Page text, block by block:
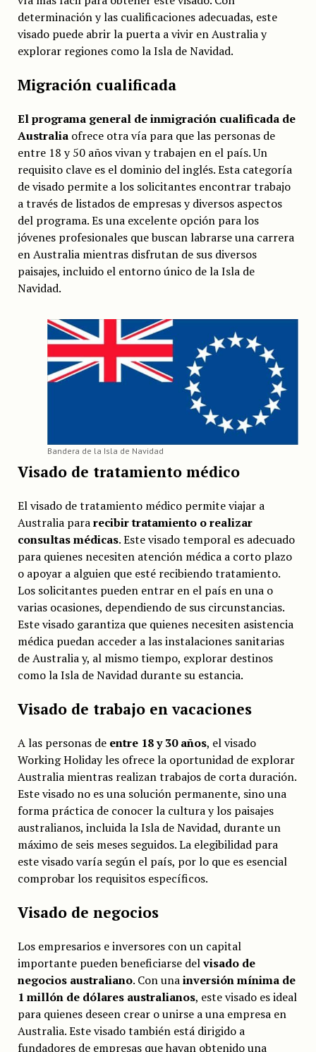
determinación y las cualificaciones adecuadas, este
visado puede abrir la puerta a vivir en Australia y
explorar regiones como la Isla de Navidad.
Migración cualificada
El programa general de inmigración cualificada de
Australiaofrece otra vía para que las personas de
entre 18 y 50 años vivan y trabajen en el país. Un
requisito clave es el dominio del inglés. Esta categoría
de visado permite a los solicitantes encontrar trabajo
a través de listados de empresas y diversos aspectos
del programa. Es una excelente opción para los
jóvenes profesionales que buscan labrarse una carrera
en Australia mientras disfrutan de sus diversos
paisajes, incluido el entorno único de la Isla de
Navidad.
Bandera de la Isla de Navidad
Visado de tratamiento médico
El visado de tratamiento médico permite viajar a
Australia pararecibir tratamiento o realizar
consultas médicas. Este visado temporal es adecuado
para quienes necesiten atención médica a corto plazo
o apoyar a alguien que esté recibiendo tratamiento.
Los solicitantes pueden entrar en el país en una o
varias ocasiones, dependiendo de sus circunstancias.
Este visado garantiza que quienes necesiten asistencia
médica puedan acceder a las instalaciones sanitarias
de Australia y, al mismo tiempo, explorar destinos
como la Isla de Navidad durante su estancia.
Visado de trabajo en vacaciones
A las personas de entre 18 y 30 años, el visado
Working Holiday les ofrece la oportunidad de explorar
Australia mientras realizan trabajos de corta duración.
Este visado no es una solución permanente, sino una
forma práctica de conocer la cultura y los paisajes
australianos, incluida la Isla de Navidad, durante un
máximo de seis meses seguidos. La elegibilidad para
este visado varía según el país, por lo que es esencial
comprobar los requisitos específicos.
Visado de negocios
Los empresarios e inversores con un capital
importante pueden beneficiarse delvisado de
negocios australiano. Con unainversión mínima de
1 millón de dólares australianos, este visado es ideal
para quienes deseen crear o unirse a una empresa en
Australia. Este visado también está dirigido a
fundadores de empresas que hayan obtenido una